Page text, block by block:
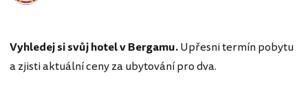
Vyhledej si svůj hotel v Bergamu.Upřesni termín pobytu
a zjisti aktuální ceny za ubytování pro dva.